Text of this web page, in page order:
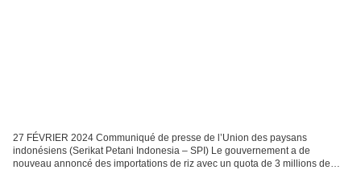
27 FÉVRIER 2024 Communiqué de presse de l’Union des paysans
indonésiens (Serikat Petani Indonesia – SPI) Le gouvernement a de
nouveau annoncé des importations de riz avec un quota de 3 millions de